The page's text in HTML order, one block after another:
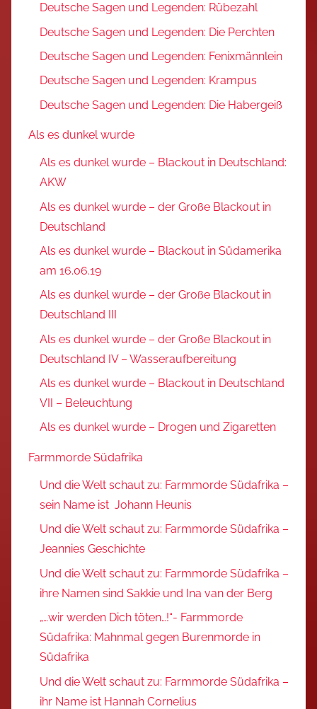
Deutsche Sagen und Legenden: Rübezahl
Deutsche Sagen und Legenden: Die Perchten
Deutsche Sagen und Legenden: Fenixmännlein
Deutsche Sagen und Legenden: Krampus
Deutsche Sagen und Legenden: Die Habergeiß
Als es dunkel wurde
Als es dunkel wurde – Blackout in Deutschland:
AKW
Als es dunkel wurde – der Große Blackout in
Deutschland
Als es dunkel wurde – Blackout in Südamerika
am 16.06.19
Als es dunkel wurde – der Große Blackout in
Deutschland III
Als es dunkel wurde – der Große Blackout in
Deutschland IV – Wasseraufbereitung
Als es dunkel wurde – Blackout in Deutschland
VII – Beleuchtung
Als es dunkel wurde – Drogen und Zigaretten
Farmmorde Südafrika
Und die Welt schaut zu: Farmmorde Südafrika –
sein Name ist Johann Heunis
Und die Welt schaut zu: Farmmorde Südafrika –
Jeannies Geschichte
Und die Welt schaut zu: Farmmorde Südafrika –
ihre Namen sind Sakkie und Ina van der Berg
„…wir werden Dich töten…!“- Farmmorde
Südafrika: Mahnmal gegen Burenmorde in
Südafrika
Und die Welt schaut zu: Farmmorde Südafrika –
ihr Name ist Hannah Cornelius